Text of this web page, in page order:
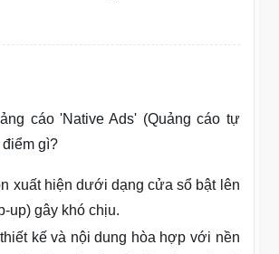
cáo 'Native Ads' (Quảng cáo tự
gì?
xuất hiện dưới dạng cửa sổ bật lên
up) gây khó chịu.
kế và nội dung hòa hợp với nền